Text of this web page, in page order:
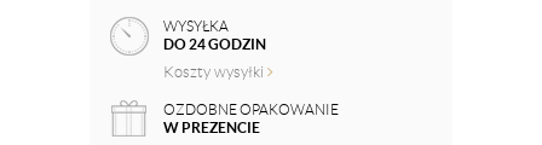
WYSYŁKA
DO 24 GODZIN
Koszty wysyłki
OZDOBNE OPAKOWANIE
W PREZENCIE